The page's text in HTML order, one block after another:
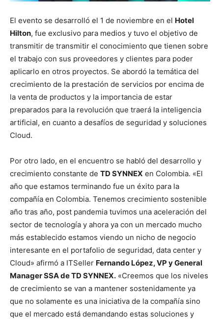
El evento se desarrolló el 1 de noviembre en el Hotel
Hilton, fue exclusivo para medios y tuvo el objetivo de
transmitir de transmitir el conocimiento que tienen sobre
el trabajo con sus proveedores y clientes para poder
aplicarlo en otros proyectos. Se abordó la temática del
crecimiento de la prestación de servicios por encima de
la venta de productos y la importancia de estar
preparados para la revolución que traerá la inteligencia
artificial, en cuanto a desafíos de seguridad y soluciones
Cloud.
Por otro lado, en el encuentro se habló del desarrollo y
crecimiento constante de TD SYNNEX en Colombia. «El
año que estamos terminando fue un éxito para la
compañía en Colombia. Tenemos crecimiento sostenible
año tras año, post pandemia tuvimos una aceleración del
sector de tecnología y ahora ya con un mercado mucho
más establecido estamos viendo un nicho de negocio
interesante en el portafolio de seguridad, data center y
Cloud» afirmó a ITSeller Fernando López, VP y General
Manager SSA de TD SYNNEX. «Creemos que los niveles
de crecimiento se van a mantener sostenidamente ya
que no solamente es una iniciativa de la compañía sino
que el mercado está demandando estas soluciones y